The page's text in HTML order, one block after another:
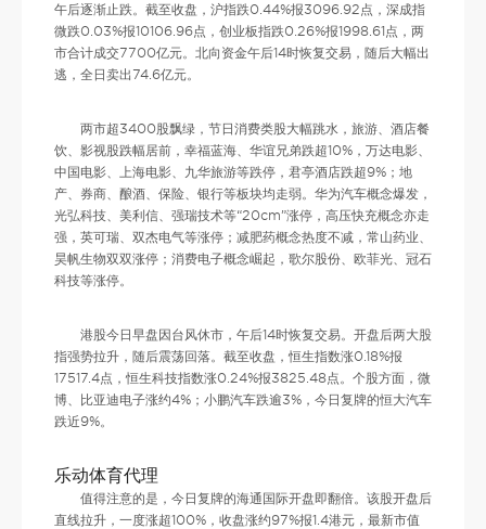
午后逐渐止跌。截至收盘，沪指跌0.44%报3096.92点，深成指
微跌0.03%报10106.96点，创业板指跌0.26%报1998.61点，两
市合计成交7700亿元。北向资金午后14时恢复交易，随后大幅出
逃，全日卖出74.6亿元。
两市超3400股飘绿，节日消费类股大幅跳水，旅游、酒店餐
饮、影视股跌幅居前，幸福蓝海、华谊兄弟跌超10%，万达电影、
中国电影、上海电影、九华旅游等跌停，君亭酒店跌超9%；地
产、券商、酿酒、保险、银行等板块均走弱。华为汽车概念爆发，
光弘科技、美利信、强瑞技术等“20cm”涨停，高压快充概念亦走
强，英可瑞、双杰电气等涨停；减肥药概念热度不减，常山药业、
昊帆生物双双涨停；消费电子概念崛起，歌尔股份、欧菲光、冠石
科技等涨停。
港股今日早盘因台风休市，午后14时恢复交易。开盘后两大股
指强势拉升，随后震荡回落。截至收盘，恒生指数涨0.18%报
17517.4点，恒生科技指数涨0.24%报3825.48点。个股方面，微
博、比亚迪电子涨约4%；小鹏汽车跌逾3%，今日复牌的恒大汽车
跌近9%。
乐动体育代理
值得注意的是，今日复牌的海通国际开盘即翻倍。该股开盘后
直线拉升，一度涨超100%，收盘涨约97%报1.4港元，最新市值